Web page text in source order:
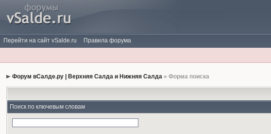
Перейти на сайт vSalde.ru Правила форума
Форум вСалде.ру | Верхняя Салда и Нижняя Салда » Форма поиска
Поиск по ключевым словам